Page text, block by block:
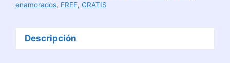
enamorados, FREE, GRATIS
Descripción